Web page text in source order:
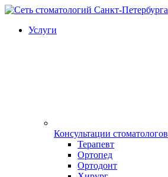
Услуги
Консультации стоматологов
Терапевт
Ортопед
Ортодонт